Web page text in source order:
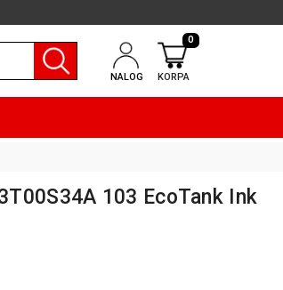
NALOG KORPA
0
103 EcoTank Ink